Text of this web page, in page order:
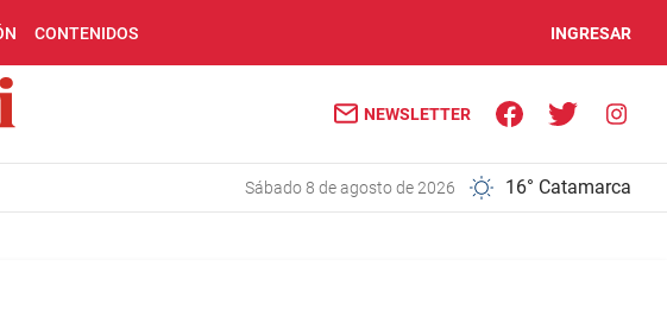
CONTENIDOS INGRESAR
NEWSLETTER
sábado 8 de agosto de 2026 16° Catamarca